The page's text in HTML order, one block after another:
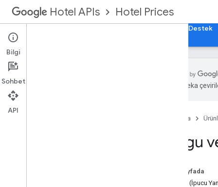
Hotel APIs Hotel Prices
Destek
Otel Listesi
Müsaitlik durumu
Yapay zeka
Ana Sayfa
Sorgu
Bu sayfada
<Hint> (İpucu
Bilgi
Sohbet
API